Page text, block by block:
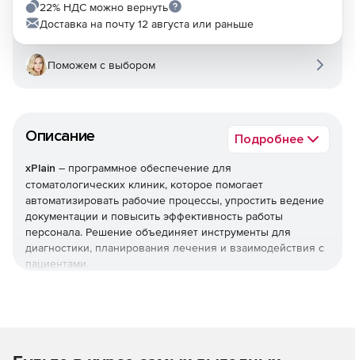
Описание Подробнее
xPlain – программное обеспечение для
стоматологических клиник, которое помогает
автоматизировать рабочие процессы, упростить ведение
документации и повысить эффективность работы
персонала. Решение объединяет инструменты для
диагностики, планирования лечения и взаимодействия с
пациентами.
22% НДС можно вернуть
Доставка на почту 12 августа или раньше
Поможем с выбором